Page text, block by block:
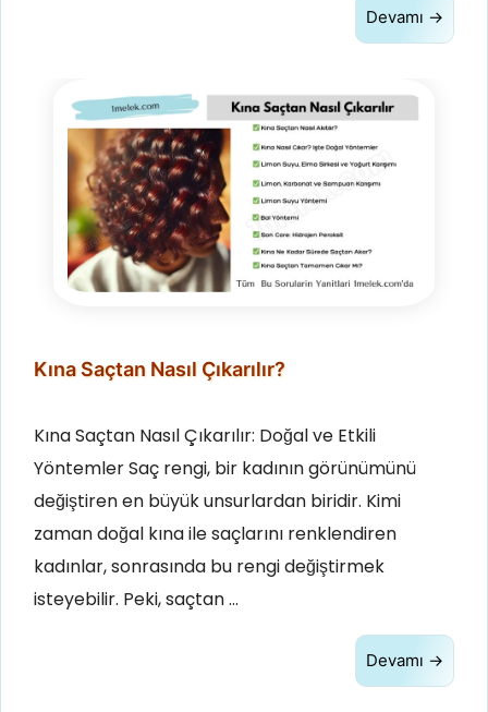
Devamı →
Kına Saçtan Nasıl Çıkarılır?
Kına Saçtan Nasıl Çıkarılır: Doğal ve Etkili
Yöntemler Saç rengi, bir kadının görünümünü
değiştiren en büyük unsurlardan biridir. Kimi
zaman doğal kına ile saçlarını renklendiren
kadınlar, sonrasında bu rengi değiştirmek
isteyebilir. Peki, saçtan …
Devamı →